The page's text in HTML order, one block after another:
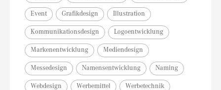
Event Grafikdesign Illustration
Kommunikationsdesign Logoentwicklung
Markenentwicklung Mediendesign
Messedesign Namensentwicklung Naming
Webdesign Werbemittel Werbetechnik